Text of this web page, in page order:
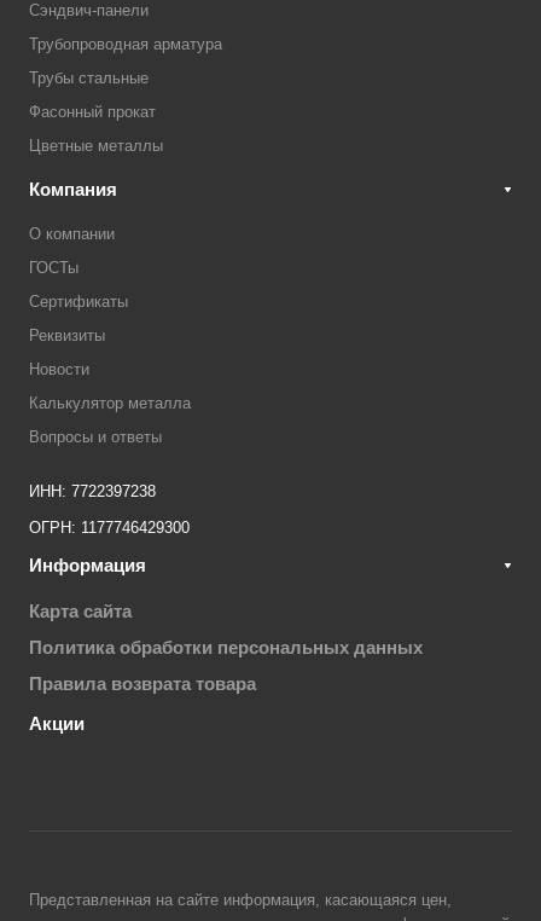
Сэндвич-панели
Трубопроводная арматура
Трубы стальные
Фасонный прокат
Цветные металлы
Компания
О компании
ГОСТы
Сертификаты
Реквизиты
Новости
Калькулятор металла
Вопросы и ответы
ИНН: 7722397238
ОГРН: 1177746429300
Информация
Карта сайта
Политика обработки персональных данных
Правила возврата товара
Акции
Представленная на сайте информация, касающаяся цен,